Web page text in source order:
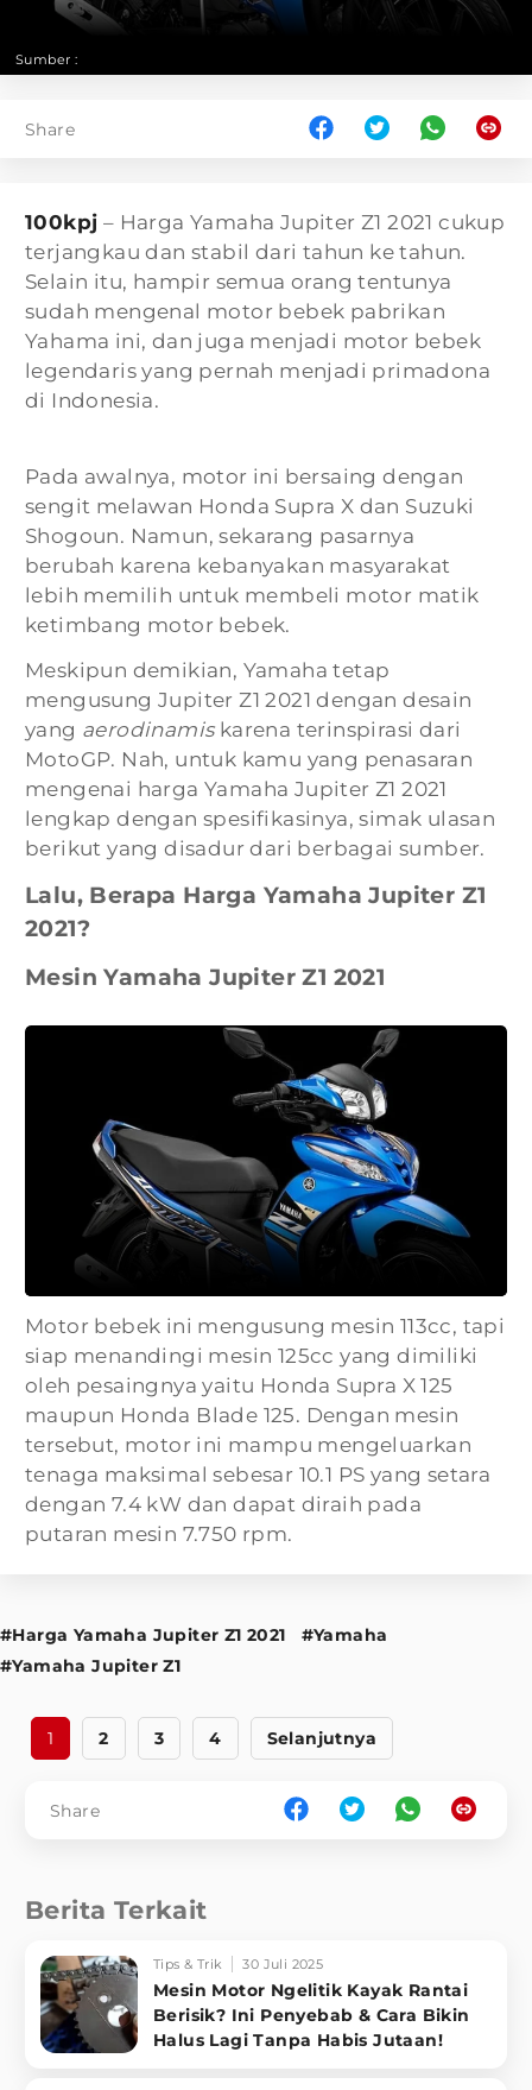
Sumber :
Share
100kpj – Harga Yamaha Jupiter Z1 2021 cukup
terjangkau dan stabil dari tahun ke tahun.
Selain itu, hampir semua orang tentunya
sudah mengenal motor bebek pabrikan
Yahama ini, dan juga menjadi motor bebek
legendaris yang pernah menjadi primadona
di Indonesia.
Pada awalnya, motor ini bersaing dengan
sengit melawan Honda Supra X dan Suzuki
Shogoun. Namun, sekarang pasarnya
berubah karena kebanyakan masyarakat
lebih memilih untuk membeli motor matik
ketimbang motor bebek.
Meskipun demikian, Yamaha tetap
mengusung Jupiter Z1 2021 dengan desain
yang aerodinamis karena terinspirasi dari
MotoGP. Nah, untuk kamu yang penasaran
mengenai harga Yamaha Jupiter Z1 2021
lengkap dengan spesifikasinya, simak ulasan
berikut yang disadur dari berbagai sumber.
Lalu, Berapa Harga Yamaha Jupiter Z1
2021?
Mesin Yamaha Jupiter Z1 2021
Motor bebek ini mengusung mesin 113cc, tapi
siap menandingi mesin 125cc yang dimiliki
oleh pesaingnya yaitu Honda Supra X 125
maupun Honda Blade 125. Dengan mesin
tersebut, motor ini mampu mengeluarkan
tenaga maksimal sebesar 10.1 PS yang setara
dengan 7.4 kW dan dapat diraih pada
putaran mesin 7.750 rpm.
#Harga Yamaha Jupiter Z1 2021
#Yamaha
#Yamaha Jupiter Z1
1 2 3 4 Selanjutnya
Share
Berita Terkait
Tips & Trik 30 Juli 2025
Mesin Motor Ngelitik Kayak Rantai
Berisik? Ini Penyebab & Cara Bikin
Halus Lagi Tanpa Habis Jutaan!